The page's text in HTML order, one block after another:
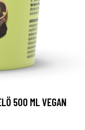
500 ML VEGAN